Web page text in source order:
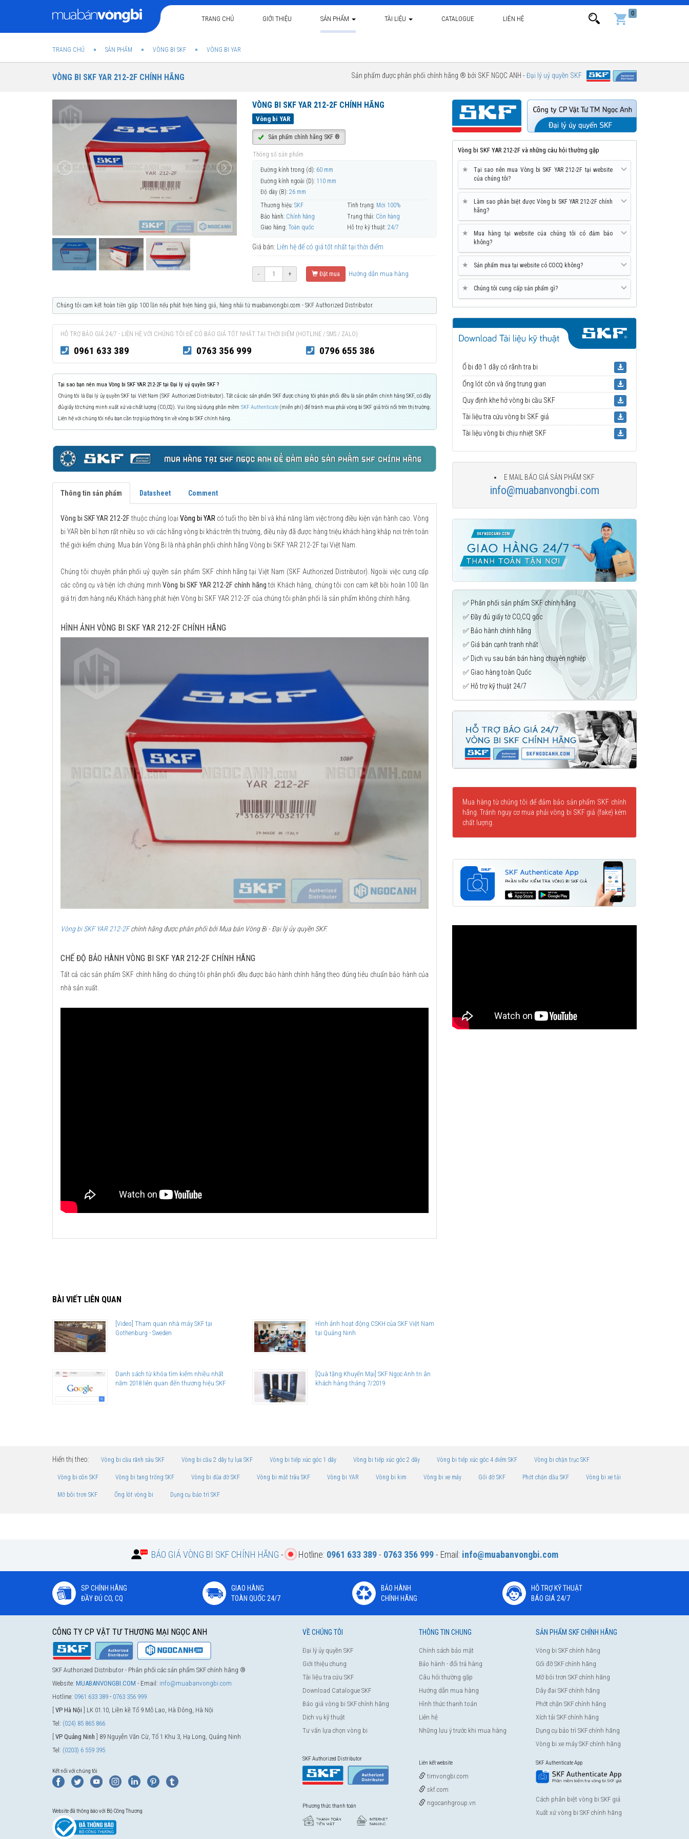
TRANG CHỦ GIỚI THIỆU SẢN PHẨM TÀI LIỆU CATALOGUE LIÊN HỆ
0
TRANG CHỦ SẢN PHẨM VÒNG BI SKF VÒNG BI YAR
VÒNG BI SKF YAR 212-2F CHÍNH HÃNG Sản phẩm được phân phối chính hãng ® bởi SKF NGỌC ANH -Đại lý uỷ quyền SKF
VÒNG BI SKF YAR 212-2F CHÍNH HÃNG
Vòng bi YAR
Sản phẩm chính hãng SKF ®
Thông số sản phẩm
Đường kính trong (d): 60 mm
Đường kính ngoài (D): 110 mm
Độ dày (B): 26 mm
Thương hiệu: SKF Tình trạng: Mới 100%
Bảo hành: Chính hãng Trạng thái: Còn hàng
Giao hàng: Toàn quốc Hỗ trợ kỹ thuật: 24/7
Giá bán: Liên hệ để có giá tốt nhất tại thời điểm
- + Đặt mua Hướng dẫn mua hàng
Chúng tôi cam kết hoàn tiền gấp 100 lần nếu phát hiện hàng giả, hàng nhái từ muabanvongbi.com - SKF Authorized Distributor.
HỖ TRỢ BÁO GIÁ 24/7 - LIÊN HỆ VỚI CHÚNG TÔI ĐỂ CÓ BÁO GIÁ TỐT NHẤT TẠI THỜI ĐIỂM (HOTLINE / SMS / ZALO)
0961 633 389 0763 356 999 0796 655 386
Tại sao bạn nên mua Vòng bi SKF YAR 212-2F tại Đại lý uỷ quyền SKF ?
Chúng tôi là Đại lý ủy quyền SKF tại Việt Nam (SKF Authorized Distributor). Tất cả các sản phẩm SKF được chúng tôi phân phối đều là sản phẩm chính hãng SKF, có đầy
đủ giấy tờ chứng minh xuất xứ và chất lượng (CO,CQ). Vui lòng sử dụng phần mềm SKF Authenticate(miễn phí) để tránh mua phải vòng bi SKF giả trôi nổi trên thị trường.
Liên hệ với chúng tôi nếu bạn cần trợ giúp thông tin về vòng bi SKF chính hãng.
Thông tin sản phẩm Datasheet Comment
Vòng bi SKF YAR 212-2F thuộc chủng loại Vòng bi YAR có tuổi thọ bền bỉ và khả năng làm việc trong điều kiện vận hành cao. Vòng
bi YAR bền bỉ hơn rất nhiều so với các hãng vòng bi khác trên thị trường, điều này đã được hàng triệu khách hàng khắp nơi trên toàn
thế giới kiểm chứng. Mua bán Vòng Bi là nhà phân phối chính hãng Vòng bi SKF YAR 212-2F tại Việt Nam.
Chúng tôi chuyên phân phối uỷ quyền sản phẩm SKF chính hãng tại Việt Nam (SKF Authorized Distributor). Ngoài việc cung cấp
các công cụ và tiện ích chứng minhVòng bi SKF YAR 212-2F chính hãng tới Khách hàng, chúng tôi con cam kết bồi hoàn 100 lần
giá trị đơn hàng nếu Khách hàng phát hiện Vòng bi SKF YAR 212-2F của chúng tôi phân phối là sản phẩm không chính hãng.
HÌNH ẢNH VÒNG BI SKF YAR 212-2F CHÍNH HÃNG
Vòng bi SKF YAR 212-2Fchính hãng được phân phối bởi Mua bán Vòng Bi - Đại lý ủy quyền SKF.
CHẾ ĐỘ BẢO HÀNH VÒNG BI SKF YAR 212-2F CHÍNH HÃNG
Tất cả các sản phẩm SKF chính hãng do chúng tôi phân phối đều được bảo hành chính hãng theo đúng tiêu chuẩn bảo hành của
nhà sản xuất.
BÀI VIẾT LIÊN QUAN
[Video] Tham quan nhà máy SKF tại
Gothenburg - Sweden
Hình ảnh hoạt động CSKH của SKF Việt Nam
tại Quảng Ninh
Danh sách từ khóa tìm kiếm nhiều nhất
năm 2018 liên quan đến thương hiệu SKF
[Quà tặng Khuyến Mại] SKF Ngọc Anh tri ân
khách hàng tháng 7/2019
Vòng bi SKF YAR 212-2F và những câu hỏi thường gặp
★
Tại sao nên mua Vòng bi SKF YAR 212-2F tại website
của chúng tôi?
★
Làm sao phân biệt được Vòng bi SKF YAR 212-2F chính
hãng?
★
Mua hàng tại website của chúng tôi có đảm bảo
không?
★ Sản phẩm mua tại website có COCQ không?
★ Chúng tôi cung cấp sản phẩm gì?
Ổ bi đỡ 1 dãy có rãnh tra bi
Ống lót côn và ống trung gian
Quy định khe hở vòng bi cầu SKF
Tài liệu tra cứu vòng bi SKF giả
Tài liệu vòng bi chịu nhiệt SKF
E MAIL BÁO GIÁ SẢN PHẨM SKF
info@muabanvongbi.com
✅ Phân phối sản phẩm SKF chính hãng
✅ Đầy đủ giấy tờ CO,CQ gốc
✅ Bảo hành chính hãng
✅ Giá bán cạnh tranh nhất
✅ Dịch vụ sau bán bán hàng chuyên nghiệp
✅ Giao hàng toàn Quốc
✅ Hỗ trợ kỹ thuật 24/7
Mua hàng từ chúng tôi để đảm bảo sản phẩm SKF chính
hãng. Tránh nguy cơ mua phải vòng bi SKF giả (fake) kém
chất lượng.
Hiển thị theo: Vòng bi cầu rãnh sâu SKF Vòng bi cầu 2 dãy tự lựa SKF Vòng bi tiếp xúc góc 1 dãy Vòng bi tiếp xúc góc 2 dãy Vòng bi tiếp xúc góc 4 điểm SKF Vòng bi chặn trục SKF
Vòng bi côn SKF Vòng bi tang trống SKF Vòng bi đũa đỡ SKF Vòng bi mắt trâu SKF Vòng bi YAR Vòng bi kim Vòng bi xe máy Gối đỡ SKF Phớt chặn dầu SKF Vòng bi xe tải
Mỡ bôi trơn SKF Ống lót vòng bi Dụng cụ bảo trì SKF
BÁO GIÁ VÒNG BI SKF CHÍNH HÃNG - Hotline: 0961 633 389- 0763 356 999- Email: info@muabanvongbi.com
SP CHÍNH HÃNG
ĐẦY ĐỦ CO, CQ
GIAO HÀNG
TOÀN QUỐC 24/7
BẢO HÀNH
CHÍNH HÃNG
HỖ TRỢ KỸ THUẬT
BÁO GIÁ 24/7
CÔNG TY CP VẬT TƯ THƯƠNG MẠI NGỌC ANH
SKF Authorized Distributor - Phân phối các sản phẩm SKF chính hãng ®
Website: MUABANVONGBI.COM - Email: info@muabanvongbi.com
Hotline: 0961 633 389 - 0763 356 999
VP Hà Nội ] LK 01.10, Liền kề Tổ 9 Mỗ Lao, Hà Đông, Hà Nội
Tel: (024) 85 865 866
VP Quảng Ninh ] 89 Nguyễn Văn Cừ, Tổ 1 Khu 3, Hạ Long, Quảng Ninh
Tel: (0203) 6 559 395
Kết nối với chúng tôi
Website đã thông báo với Bộ Công Thương
VỀ CHÚNG TÔI
Đại lý ủy quyền SKF
Giới thiệu chung
Tài liệu tra cứu SKF
Download Catalogue SKF
Báo giá vòng bi SKF chính hãng
Dịch vụ kỹ thuật
Tư vấn lựa chọn vòng bi
SKF Authorized Distributor
Phương thức thanh toán
THÔNG TIN CHUNG
Chính sách bảo mật
Bảo hành - đổi trả hàng
Câu hỏi thường gặp
Hướng dẫn mua hàng
Hình thức thanh toán
Liên hệ
Những lưu ý trước khi mua hàng
Liên kết website
timvongbi.com
skf.com
ngocanhgroup.vn
SẢN PHẨM SKF CHÍNH HÃNG
Vòng bi SKF chính hãng
Gối đỡ SKF chính hãng
Mỡ bôi trơn SKF chính hãng
Dây đai SKF chính hãng
Phớt chặn SKF chính hãng
Xích tải SKF chính hãng
Dụng cụ bảo trì SKF chính hãng
Vòng bi xe máy SKF chính hãng
SKF Authenticate App
Cách phân biệt vòng bi SKF giả
Xuất xứ vòng bi SKF chính hãng